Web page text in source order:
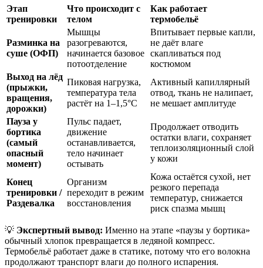
Этап
тренировки
Что происходит с
телом
Как работает
термобельё
Разминка на
суше (ОФП)
Мышцы
разогреваются,
начинается базовое
потоотделение
Впитывает первые капли,
не даёт влаге
скапливаться под
костюмом
Выход на лёд
(прыжки,
вращения,
дорожки)
Пиковая нагрузка,
температура тела
растёт на 1–1,5°C
Активный капиллярный
отвод, ткань не налипает,
не мешает амплитуде
Пауза у
бортика
(самый
опасный
момент)
Пульс падает,
движение
останавливается,
тело начинает
остывать
Продолжает отводить
остатки влаги, сохраняет
теплоизоляционный слой
у кожи
Конец
тренировки /
Раздевалка
Организм
переходит в режим
восстановления
Кожа остаётся сухой, нет
резкого перепада
температур, снижается
риск спазма мышц
💡 Экспертный вывод: Именно на этапе «паузы у бортика»
обычный хлопок превращается в ледяной компресс.
Термобельё работает даже в статике, потому что его волокна
продолжают транспорт влаги до полного испарения.